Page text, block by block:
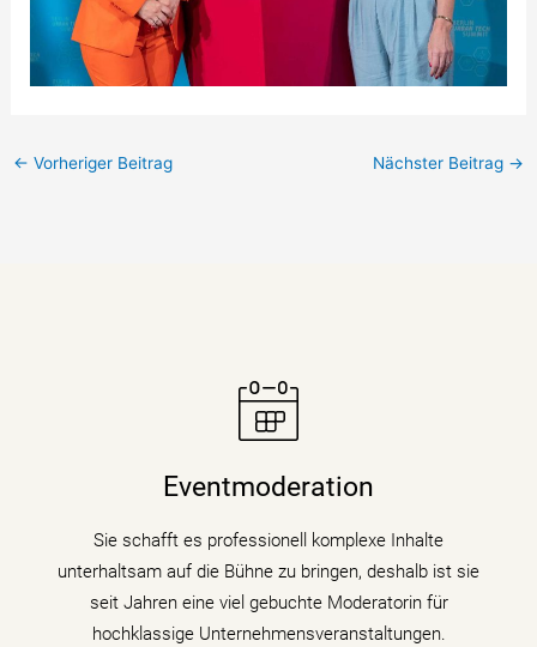
← Vorheriger Beitrag Nächster Beitrag →
Eventmoderation
Sie schafft es professionell komplexe Inhalte
unterhaltsam auf die Bühne zu bringen, deshalb ist sie
seit Jahren eine viel gebuchte Moderatorin für
hochklassige Unternehmensveranstaltungen.
Moderatorin Christiane Stein verbindet charmant und
unterhaltsam Nachrichtenkompetenz mit den Themen
mehr erfahren